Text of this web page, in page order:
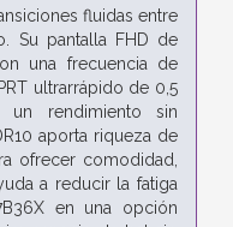
fluidas entre
Su pantalla FHD de
una frecuencia de
ultrarrápido de 0,5
un rendimiento sin
aporta riqueza de
ofrecer comodidad,
a reducir la fatiga
en una opción